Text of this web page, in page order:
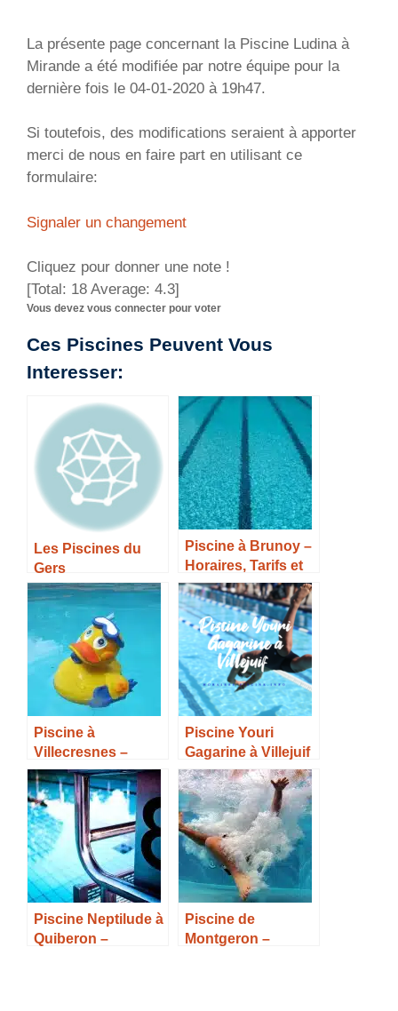
La présente page concernant la Piscine Ludina à
Mirande a été modifiée par notre équipe pour la
dernière fois le 04-01-2020 à 19h47.
Si toutefois, des modifications seraient à apporter
merci de nous en faire part en utilisant ce
formulaire:
Signaler un changement
Cliquez pour donner une note !
[Total: 18 Average: 4.3]
Vous devez vous connecter pour voter
Ces Piscines Peuvent Vous
Interesser:
Les Piscines du
Gers
Piscine à Brunoy –
Horaires, Tarifs et
Infos –
Piscine à
Villecresnes –
Horaires, Tarifs et
Infos –
Piscine Youri
Gagarine à Villejuif
– Horaires, Tarifs et
Infos –
Piscine Neptilude à
Quiberon –
Piscine de
Montgeron –